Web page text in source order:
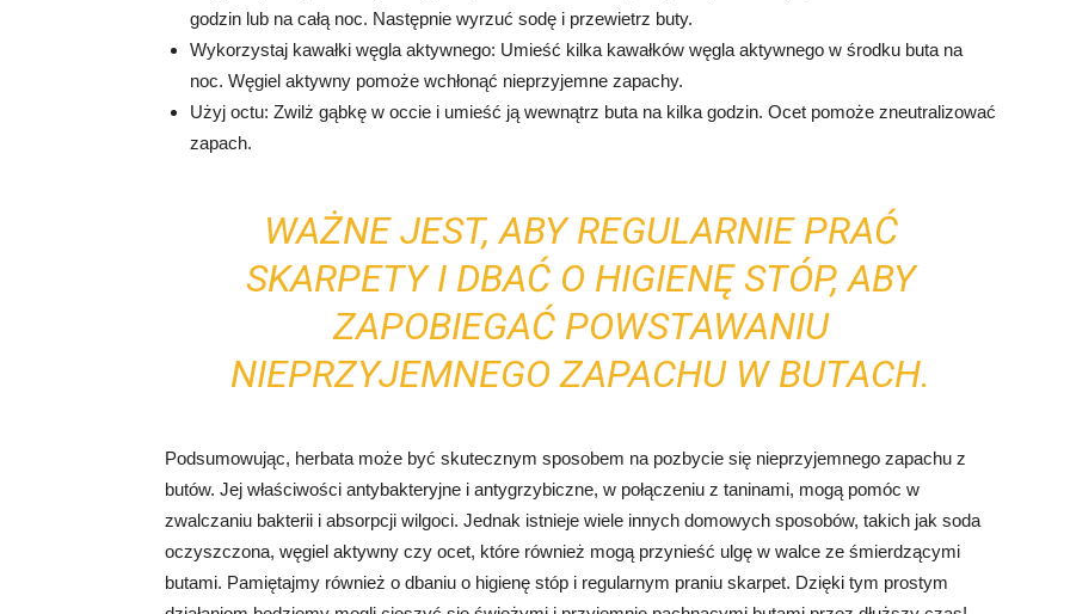
godzin lub na całą noc. Następnie wyrzuć sodę i przewietrz buty.
Wykorzystaj kawałki węgla aktywnego: Umieść kilka kawałków węgla aktywnego w środku buta na
noc. Węgiel aktywny pomoże wchłonąć nieprzyjemne zapachy.
Użyj octu: Zwilż gąbkę w occie i umieść ją wewnątrz buta na kilka godzin. Ocet pomoże zneutralizować
zapach.
WAŻNE JEST, ABY REGULARNIE PRAĆ
SKARPETY I DBAĆ O HIGIENĘ STÓP, ABY
ZAPOBIEGAĆ POWSTAWANIU
NIEPRZYJEMNEGO ZAPACHU W BUTACH.
Podsumowując, herbata może być skutecznym sposobem na pozbycie się nieprzyjemnego zapachu z
butów. Jej właściwości antybakteryjne i antygrzybiczne, w połączeniu z taninami, mogą pomóc w
zwalczaniu bakterii i absorpcji wilgoci. Jednak istnieje wiele innych domowych sposobów, takich jak soda
oczyszczona, węgiel aktywny czy ocet, które również mogą przynieść ulgę w walce ze śmierdzącymi
butami. Pamiętajmy również o dbaniu o higienę stóp i regularnym praniu skarpet. Dzięki tym prostym